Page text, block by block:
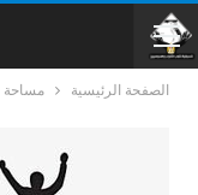
الصفحة الرئيسية مساحة